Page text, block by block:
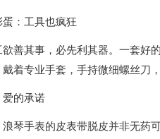
：工具也疯狂
其事，必先利其器。一套好的
着专业手套，手持微细螺丝刀
的承诺
手表的皮表带脱皮并非无药可